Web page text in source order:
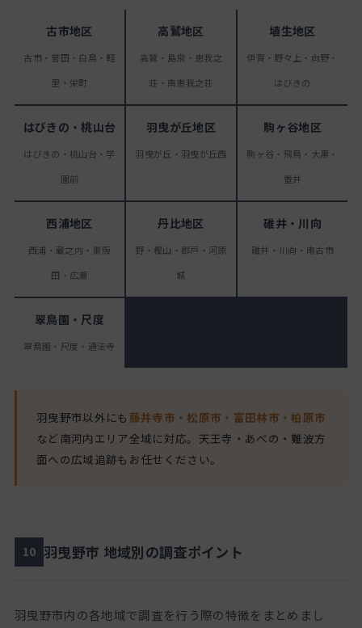
古市地区
古市・誉田・白鳥・軽
里・栄町
高鷲地区
高鷲・島泉・恵我之
荘・南恵我之荘
埴生地区
伊賀・野々上・向野・
はびきの
はびきの・桃山台
はびきの・桃山台・学
園前
羽曳が丘地区
羽曳が丘・羽曳が丘西
駒ヶ谷地区
駒ヶ谷・飛鳥・大黒・
壺井
西浦地区
西浦・蔵之内・東阪
田・広瀬
丹比地区
野・樫山・郡戸・河原
城
碓井・川向
碓井・川向・南古市
翠鳥園・尺度
翠鳥園・尺度・通法寺
羽曳野市以外にも 藤井寺市・松原市・富田林市・柏原市
など南河内エリア全域に対応。天王寺・あべの・難波方
面への広域追跡もお任せください。
10 羽曳野市 地域別の調査ポイント
羽曳野市内の各地域で調査を行う際の特徴をまとめまし